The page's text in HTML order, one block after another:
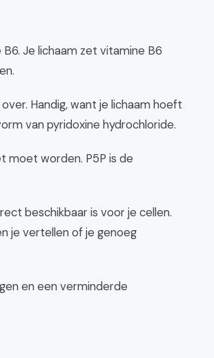
Je lichaam zet vitamine B6
Handig, want je lichaam hoeft
van pyridoxine hydrochloride.
moet worden. P5P is de
beschikbaar is voor je cellen.
je vertellen of je genoeg
en een verminderde